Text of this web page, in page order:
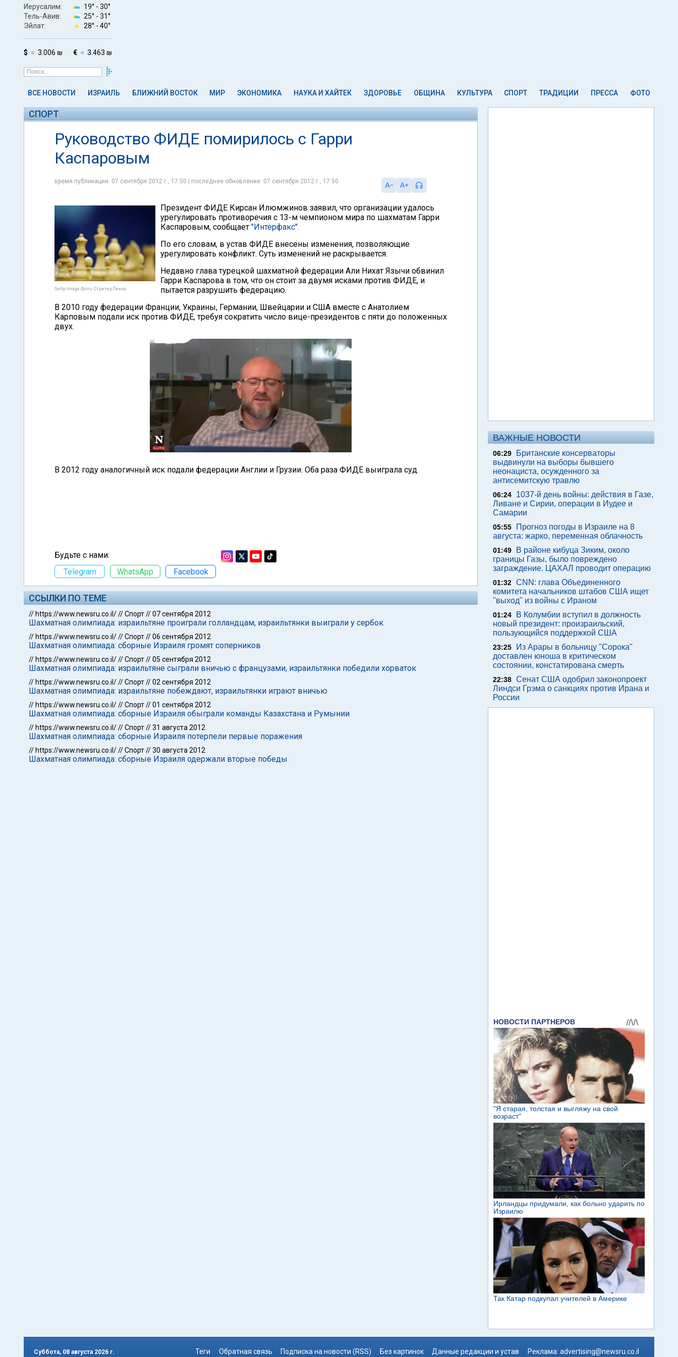
Иерусалим: 19° - 30°
Тель-Авив:
25° - 31°
Эйлат:
28° - 40°
$ 3.006 ₪ € 3.463 ₪
ВСЕ НОВОСТИ ИЗРАИЛЬ БЛИЖНИЙ ВОСТОК МИР ЭКОНОМИКА НАУКА И ХАЙТЕК ЗДОРОВЬЕ ОБЩИНА КУЛЬТУРА СПОРТ ТРАДИЦИИ ПРЕССА ФОТО
СПОРТ
Руководство ФИДЕ помирилось с Гарри
Каспаровым
время публикации: 07 сентября 2012 г., 17:50 | последнее обновление: 07 сентября 2012 г., 17:50
Getty Image Фото: Стритер Лекка
Президент ФИДЕ Кирсан Илюмжинов заявил, что организации удалось
урегулировать противоречия с 13-м чемпионом мира по шахматам Гарри
Каспаровым, сообщает "Интерфакс".
По его словам, в устав ФИДЕ внесены изменения, позволяющие
урегулировать конфликт. Суть изменений не раскрывается.
Недавно глава турецкой шахматной федерации Али Нихат Язычи обвинил
Гарри Каспарова в том, что он стоит за двумя исками против ФИДЕ, и
пытается разрушить федерацию.
В 2010 году федерации Франции, Украины, Германии, Швейцарии и США вместе с Анатолием
Карповым подали иск против ФИДЕ, требуя сократить число вице-президентов с пяти до положенных
двух.
В 2012 году аналогичный иск подали федерации Англии и Грузии. Оба раза ФИДЕ выиграла суд.
Будьте с нами:
Telegram
WhatsApp Facebook
ССЫЛКИ ПО ТЕМЕ
// https://www.newsru.co.il///Спорт//07 сентября 2012
Шахматная олимпиада: израильтяне проиграли голландцам, израильтянки выиграли у сербок
// https://www.newsru.co.il///Спорт//06 сентября 2012
Шахматная олимпиада: сборные Израиля громят соперников
// https://www.newsru.co.il///Спорт//05 сентября 2012
Шахматная олимпиада: израильтяне сыграли вничью с французами, израильтянки победили хорваток
// https://www.newsru.co.il///Спорт//02 сентября 2012
Шахматная олимпиада: израильтяне побеждают, израильтянки играют вничью
// https://www.newsru.co.il///Спорт//01 сентября 2012
Шахматная олимпиада: сборные Израиля обыграли команды Казахстана и Румынии
// https://www.newsru.co.il///Спорт//31 августа 2012
Шахматная олимпиада: сборные Израиля потерпели первые поражения
// https://www.newsru.co.il///Спорт//30 августа 2012
Шахматная олимпиада: сборные Израиля одержали вторые победы
ВАЖНЫЕ НОВОСТИ
06:29
Британские консерваторы
выдвинули на выборы бывшего
неонациста, осужденного за
антисемитскую травлю
06:24
1037-й день войны: действия в Газе,
Ливане и Сирии, операции в Иудее и
Самарии
05:55
Прогноз погоды в Израиле на 8
августа: жарко, переменная облачность
01:49
В районе кибуца Зиким, около
границы Газы, было повреждено
заграждение. ЦАХАЛ проводит операцию
01:32 CNN: глава Объединенного
комитета начальников штабов США ищет
"выход" из войны с Ираном
01:24
В Колумбии вступил в должность
новый президент: произраильский,
пользующийся поддержкой США
23:25
Из Арары в больницу "Сорока"
доставлен юноша в критическом
состоянии, констатирована смерть
22:38 Сенат США одобрил законопроект
Линдси Грэма о санкциях против Ирана и
России
Суббота, 08 августа 2026 г. Теги Обратная связь Подписка на новости (RSS) Без картинок Данные редакции и устав Реклама: advertising@newsru.co.il